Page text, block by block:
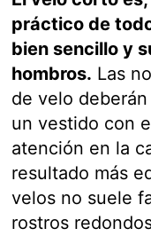
práctico de
bien sencillo y
hombros. Las
de velo
un vestido con
atención en la
resultado más
velos no suele
rostros